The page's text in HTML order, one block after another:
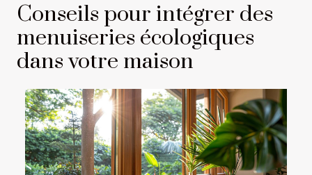
Conseils pour intégrer des
menuiseries écologiques
dans votre maison